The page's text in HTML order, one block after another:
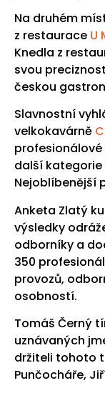
Na druhém
z restaurace U
Knedla z
svou
českou
Slavnostní
velkokavárně
profesionálové
další kategorie
Nejoblíbenější
Anketa Zlatý
výsledky
odborníky a
350
provozů,
osobností.
Tomáš Černý
uznávaných
držiteli tohoto
Punčocháře,